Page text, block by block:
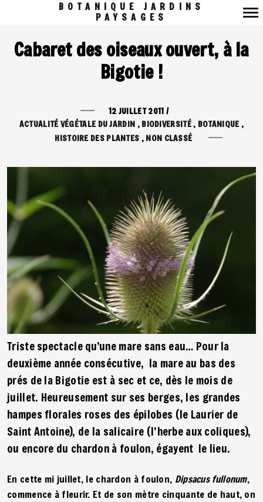
principale
BOTANIQUE JARDINS
PAYSAGES
Cabaret des oiseaux ouvert, à la
Bigotie !
12 JUILLET 2011 /
ACTUALITÉ VÉGÉTALE DU JARDIN
BIODIVERSITÉ
BOTANIQUE
HISTOIRE DES PLANTES
NON CLASSÉ
Triste spectacle qu’une mare sans eau… Pour la
deuxième année consécutive, la mare au bas des
prés de la Bigotie est à sec et ce, dès le mois de
juillet. Heureusement sur ses berges, les grandes
hampes florales roses des épilobes (le Laurier de
Saint Antoine), de la salicaire (l’herbe aux coliques),
ou encore du chardon à foulon, égayent le lieu.
En cette mi juillet, le chardon à foulon, Dipsacus fullonum,
commence à fleurir. Et de son mètre cinquante de haut, on